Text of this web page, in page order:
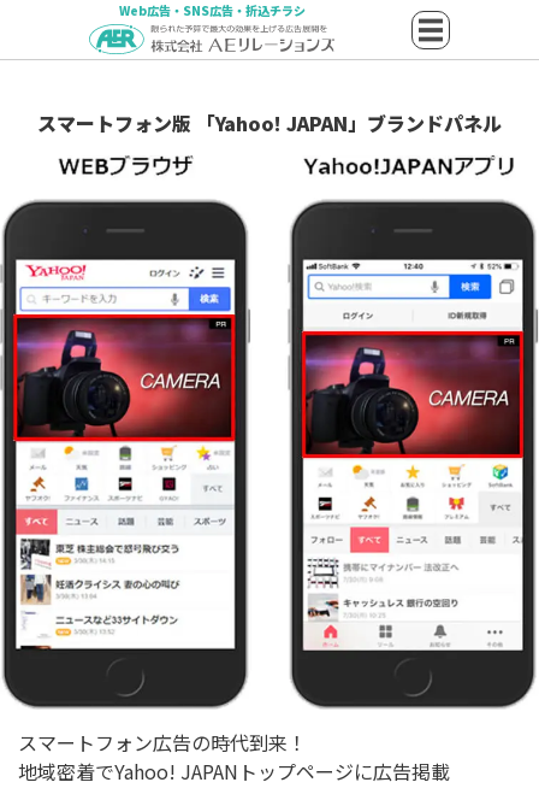
Web広告・SNS広告・折込チラシ
スマートフォン版 「Yahoo! JAPAN」ブランドパネル
スマートフォン広告の時代到来！
地域密着でYahoo! JAPANトップページに広告掲載